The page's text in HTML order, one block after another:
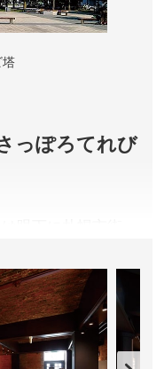
塔
っぽろてれび
ーションや雪まつ
。
円、小中学生500